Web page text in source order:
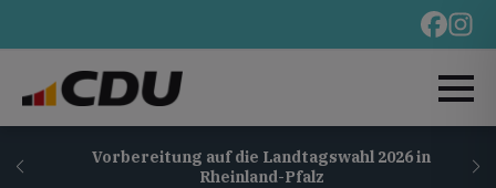
Vorbereitung auf die Landtagswahl 2026 in
Rheinland-Pfalz